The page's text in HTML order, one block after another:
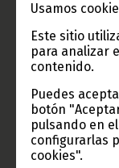
Usamos
Este sitio
para analizar
contenido.
Puedes
botón
pulsando en
configurarlas
cookies".
TVGE